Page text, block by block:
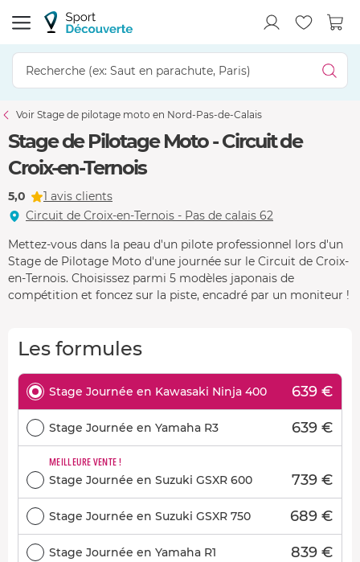
Voir Stage de pilotage moto en Nord-Pas-de-Calais
Stage de Pilotage Moto - Circuit de
Croix-en-Ternois
5,0
1 avis clients
Circuit de Croix-en-Ternois - Pas de calais 62
Mettez-vous dans la peau d'un pilote professionnel lors d'un
Stage de Pilotage Moto d'une journée sur le Circuit de Croix-
en-Ternois. Choisissez parmi 5 modèles japonais de
compétition et foncez sur la piste, encadré par un moniteur !
Les formules
Stage Journée en Kawasaki Ninja 400 639 €
Stage Journée en Yamaha R3 639 €
MEILLEURE VENTE !
Stage Journée en Suzuki GSXR 600 739 €
Stage Journée en Suzuki GSXR 750 689 €
Stage Journée en Yamaha R1 839 €